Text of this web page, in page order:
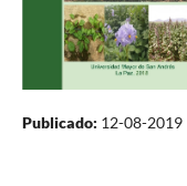
Publicado: 12-08-2019